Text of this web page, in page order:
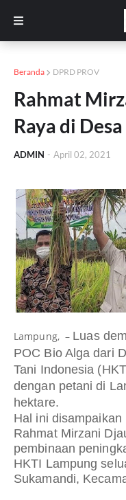
Beranda DPRD PROV
Rahmat
Raya di
ADMIN - April 02, 2021
Lampung, – Luas
POC Bio Alga dari
Tani Indonesia
dengan petani di
hektare.
Hal ini
Rahmat Mirzani
pembinaan
HKTI Lampung
Sukamandi,